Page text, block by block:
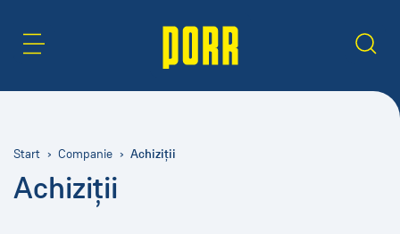
Start Companie Achiziții
Achiziții